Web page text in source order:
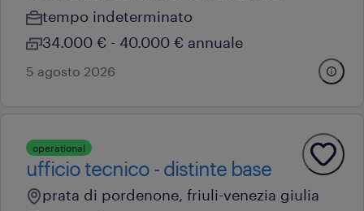
tempo indeterminato
34.000 € - 40.000 € annuale
5 agosto 2026
operational
ufficio tecnico - distinte base
prata di pordenone, friuli-venezia giulia